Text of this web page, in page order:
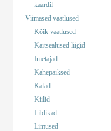
kaardil
Viimased vaatlused
Kõik vaatlused
Kaitsealused liigid
Imetajad
Kahepaiksed
Kalad
Kiilid
Liblikad
Limused